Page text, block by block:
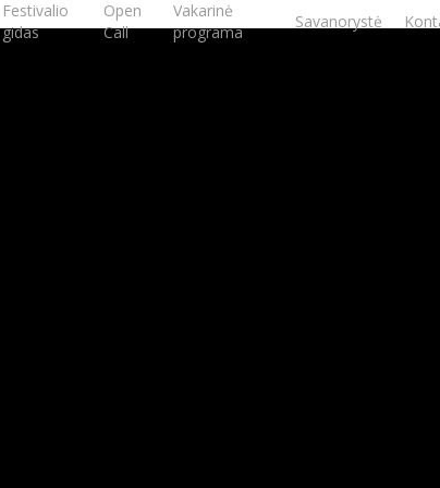
Festivalio
gidas
Open
Call
Vakarinė
programa
Savanorystė